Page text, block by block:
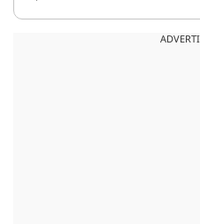
CM योगी का सपा पर हमला,